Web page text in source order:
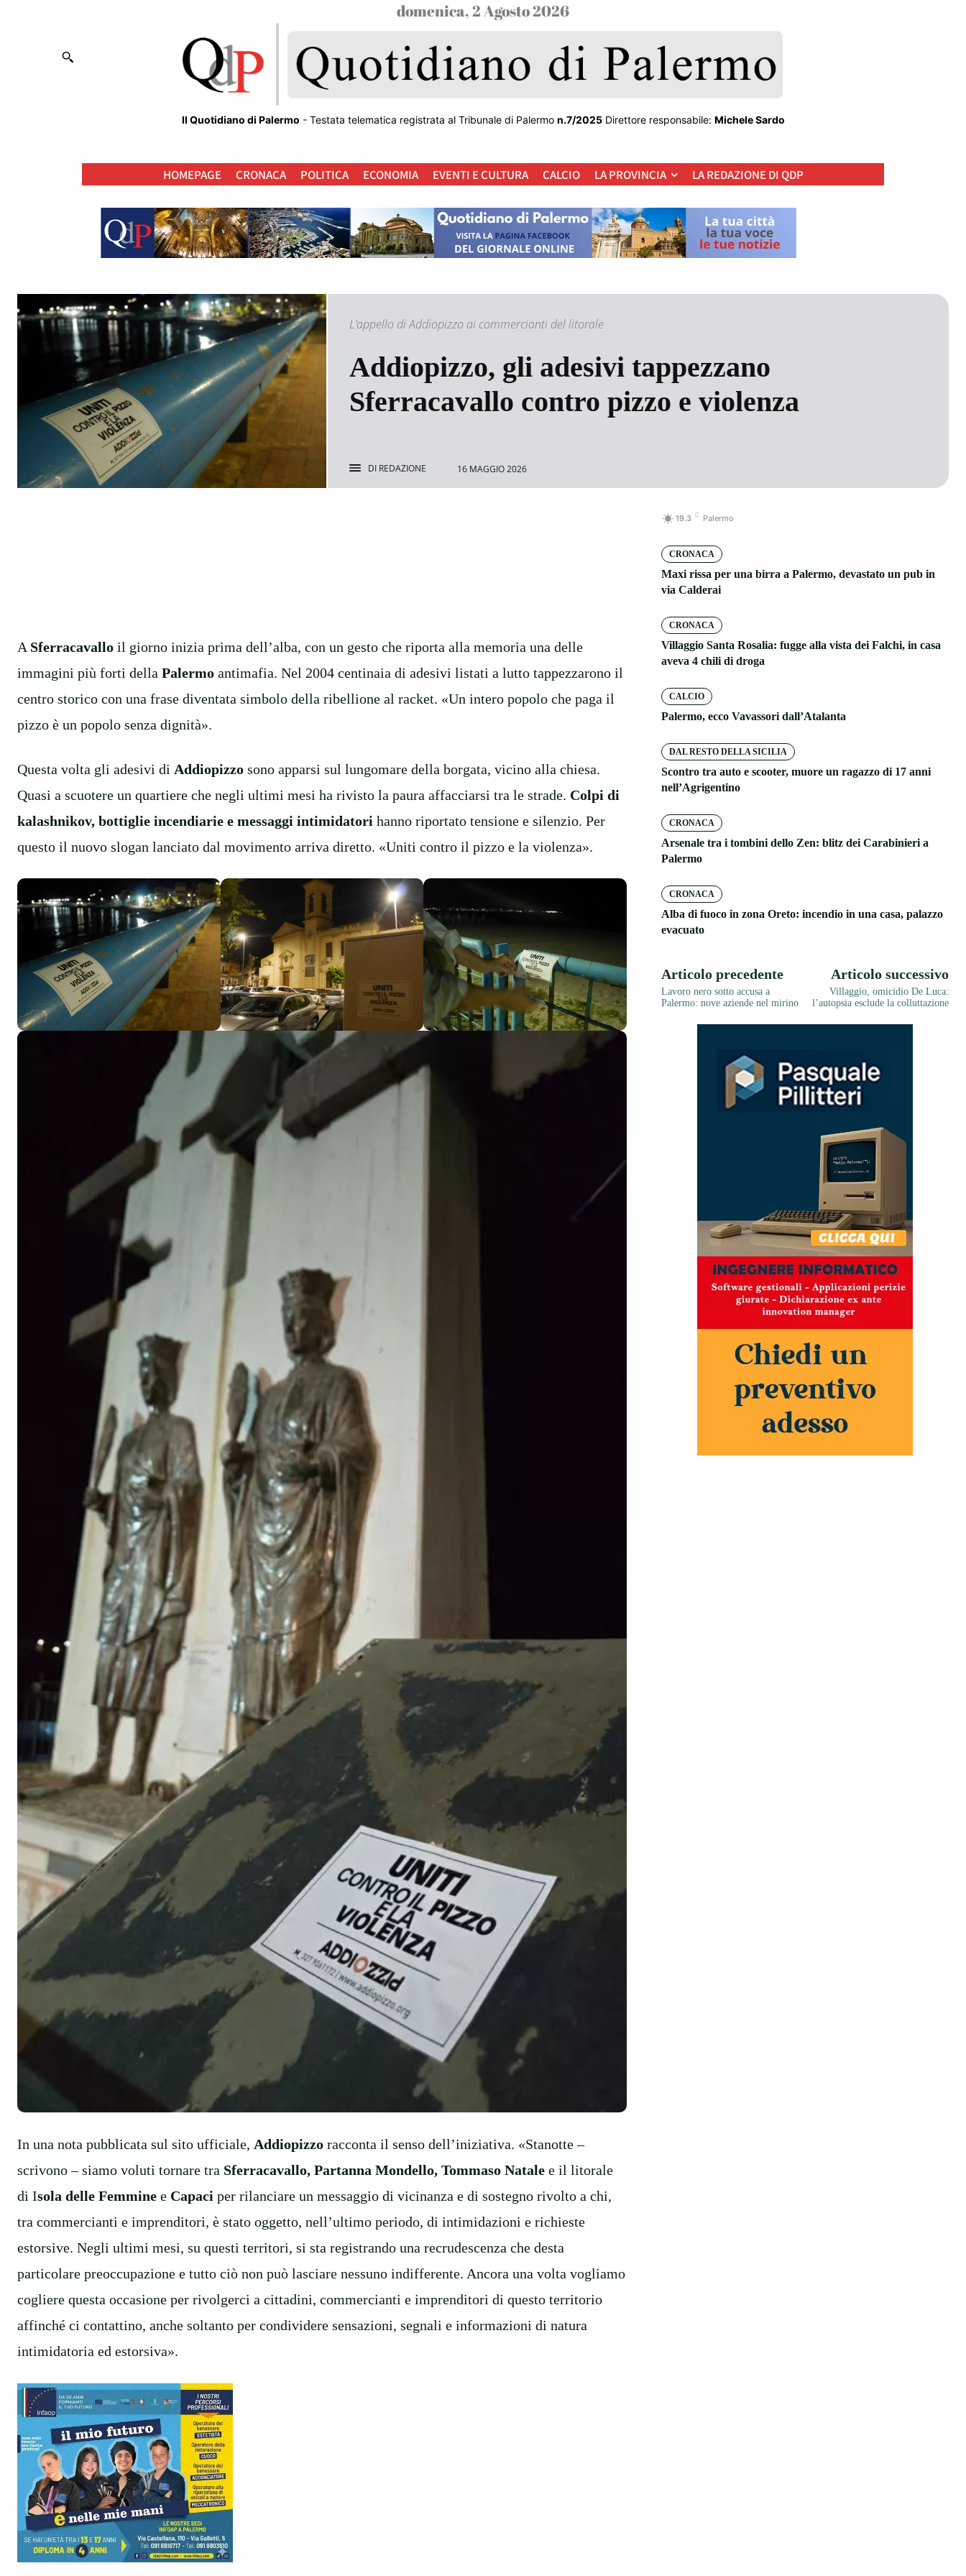
domenica, 2 Agosto 2026
Il Quotidiano di Palermo - Testata telematica registrata al Tribunale di Palermo n.7/2025Direttore responsabile: Michele Sardo
HOMEPAGE CRONACA POLITICA ECONOMIA EVENTI E CULTURA CALCIO LA PROVINCIA LA REDAZIONE DI QDP
L’appello di Addiopizzo ai commercianti del litorale
Addiopizzo, gli adesivi tappezzano
Sferracavallo contro pizzo e violenza
DI REDAZIONE 16 MAGGIO 2026
A Sferracavallo il giorno inizia prima dell’alba, con un gesto che riporta alla memoria una delle
immagini più forti della Palermo antimafia. Nel 2004 centinaia di adesivi listati a lutto tappezzarono il
centro storico con una frase diventata simbolo della ribellione al racket. «Un intero popolo che paga il
pizzo è un popolo senza dignità».
Questa volta gli adesivi di Addiopizzo sono apparsi sul lungomare della borgata, vicino alla chiesa.
Quasi a scuotere un quartiere che negli ultimi mesi ha rivisto la paura affacciarsi tra le strade. Colpi di
kalashnikov, bottiglie incendiarie e messaggi intimidatori hanno riportato tensione e silenzio. Per
questo il nuovo slogan lanciato dal movimento arriva diretto. «Uniti contro il pizzo e la violenza».
In una nota pubblicata sul sito ufficiale, Addiopizzo racconta il senso dell’iniziativa. «Stanotte –
scrivono – siamo voluti tornare tra Sferracavallo, Partanna Mondello, Tommaso Natale e il litorale
di Isola delle Femmine e Capaci per rilanciare un messaggio di vicinanza e di sostegno rivolto a chi,
tra commercianti e imprenditori, è stato oggetto, nell’ultimo periodo, di intimidazioni e richieste
estorsive. Negli ultimi mesi, su questi territori, si sta registrando una recrudescenza che desta
particolare preoccupazione e tutto ciò non può lasciare nessuno indifferente. Ancora una volta vogliamo
cogliere questa occasione per rivolgerci a cittadini, commercianti e imprenditori di questo territorio
affinché ci contattino, anche soltanto per condividere sensazioni, segnali e informazioni di natura
intimidatoria ed estorsiva».
19.3 C Palermo
CRONACA
Maxi rissa per una birra a Palermo, devastato un pub in
via Calderai
CRONACA
Villaggio Santa Rosalia: fugge alla vista dei Falchi, in casa
aveva 4 chili di droga
CALCIO
Palermo, ecco Vavassori dall’Atalanta
DAL RESTO DELLA SICILIA
Scontro tra auto e scooter, muore un ragazzo di 17 anni
nell’Agrigentino
CRONACA
Arsenale tra i tombini dello Zen: blitz dei Carabinieri a
Palermo
CRONACA
Alba di fuoco in zona Oreto: incendio in una casa, palazzo
evacuato
Articolo precedente
Lavoro nero sotto accusa a
Palermo: nove aziende nel mirino
Articolo successivo
Villaggio, omicidio De Luca:
l’autopsia esclude la colluttazione